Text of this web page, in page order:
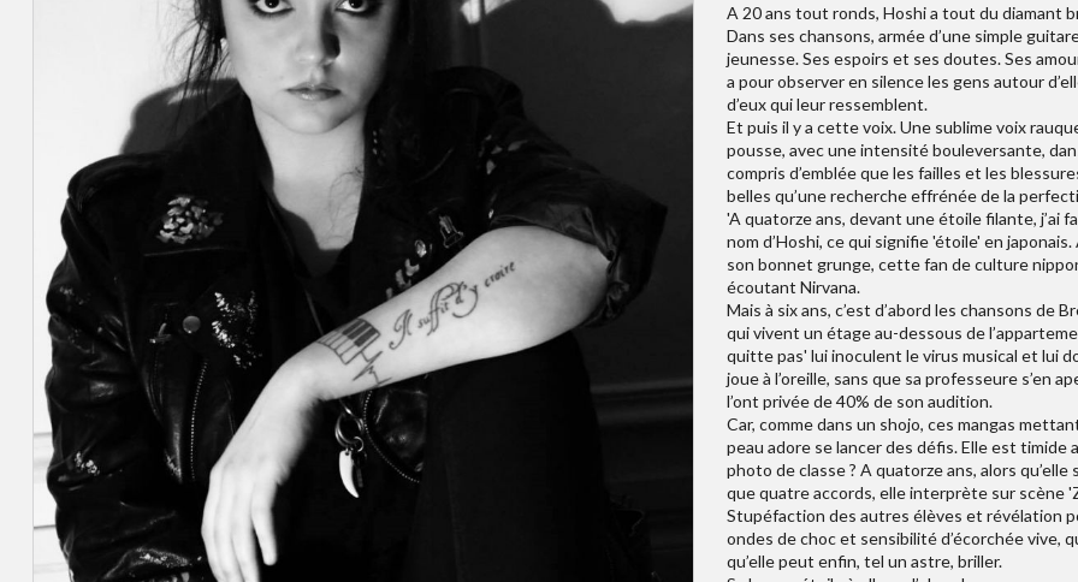
A 20 ans tout ronds, Hoshi a tout du diamant
Dans ses chansons, armée d’une simple
jeunesse. Ses espoirs et ses doutes. Ses
a pour observer en silence les gens autour
d’eux qui leur ressemblent.
Et puis il y a cette voix. Une sublime voix
pousse, avec une intensité bouleversante,
compris d’emblée que les failles et les
belles qu’une recherche effrénée de la
'A quatorze ans, devant une étoile filante, j’ai
nom d’Hoshi, ce qui signifie 'étoile' en
son bonnet grunge, cette fan de culture
écoutant Nirvana.
Mais à six ans, c’est d’abord les chansons de
qui vivent un étage au-dessous de
quitte pas' lui inoculent le virus musical et lui
joue à l’oreille, sans que sa professeure s’en
l’ont privée de 40% de son audition.
Car, comme dans un shojo, ces mangas
peau adore se lancer des défis. Elle est
photo de classe ? A quatorze ans, alors
que quatre accords, elle interprète sur scène
Stupéfaction des autres élèves et révélation
ondes de choc et sensibilité d’écorchée vive,
qu’elle peut enfin, tel un astre, briller.